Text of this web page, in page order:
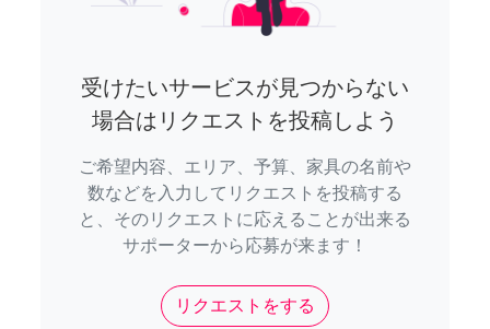
受けたいサービスが見つからない
場合はリクエストを投稿しよう
ご希望内容、エリア、予算、家具の名前や
数などを入力してリクエストを投稿する
と、そのリクエストに応えることが出来る
サポーターから応募が来ます！
リクエストをする